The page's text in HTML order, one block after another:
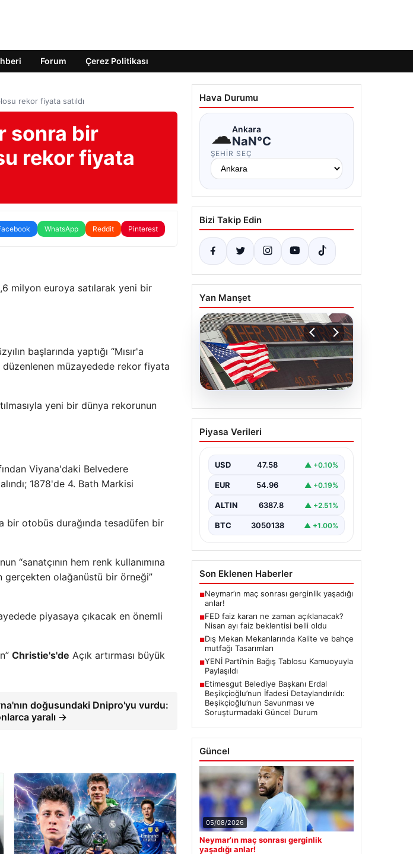
Forum Çerez Politikası
rekor fiyata satıldı
sonra bir
rekor fiyata
WhatsApp Reddit Pinterest
milyon euroya satılarak yeni bir
başlarında yaptığı “Mısır'a
müzayedede rekor fiyata
yeni bir dünya rekorunun
Viyana'daki Belvedere
1878'de 4. Bath Markisi
bir otobüs durağında tesadüfen bir
“sanatçının hem renk kullanımına
gerçekten olağanüstü bir örneği”
piyasaya çıkacak en önemli
Christie's'de Açık artırması büyük
doğusundaki Dnipro'yu vurdu:
yaralı →
Hava Durumu
☁Ankara
NaN°C
ŞEHIR SEÇ
Bizi Takip Edin
Yan Manşet
04.08.2026
FED faiz kararı ne zaman
açıklanacak? Nisan ayı
Piyasa Verileri
USD 47.58 ▲ +0.10%
EUR 54.96 ▲ +0.19%
ALTIN 6387.8 ▲ +2.51%
BTC 3050138 ▲ +1.00%
Son Eklenen Haberler
■Neymar’ın maç sonrası gerginlik yaşadığı
anlar!
■FED faiz kararı ne zaman açıklanacak?
Nisan ayı faiz beklentisi belli oldu
■Dış Mekan Mekanlarında Kalite ve bahçe
mutfağı Tasarımları
■YENİ Parti’nin Bağış Tablosu Kamuoyuyla
Paylaşıldı
■Etimesgut Belediye Başkanı Erdal
Beşikçioğlu’nun İfadesi Detaylandırıldı:
Beşikçioğlu’nun Savunması ve
Soruşturmadaki Güncel Durum
Güncel
05/08/2026
Neymar’ın maç sonrası gerginlik
yaşadığı anlar!